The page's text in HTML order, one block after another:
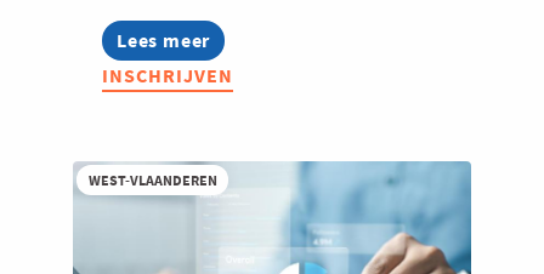
Lees meer
about
Opleiding:
Toekomstgericht
onzekere
wereld
INSCHRIJVEN
WEST-VLAANDEREN